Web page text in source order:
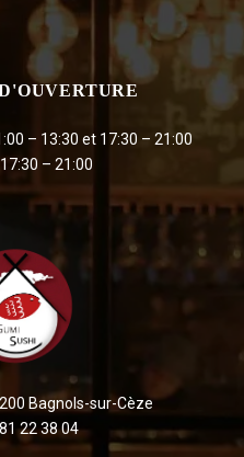
– 13:30 et 17:30 – 21:00
– 21:00
Bagnols-sur-Cèze
22 38 04